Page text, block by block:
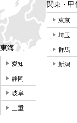
関東・甲
東京
埼玉
群馬
新潟
東海
愛知
静岡
岐阜
三重